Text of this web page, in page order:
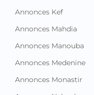
Annonces Kef
Annonces Mahdia
Annonces Manouba
Annonces Medenine
Annonces Monastir